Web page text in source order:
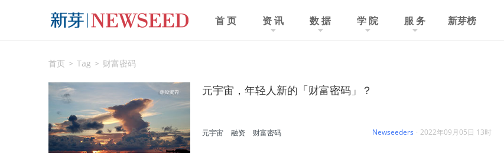
首 页 资 讯 数 据 学 院 服 务 新芽榜
首页 Tag 财富密码
元宇宙，年轻人新的「财富密码」？
Newseeders · 2022年09月05日 13时
元宇宙 融资 财富密码